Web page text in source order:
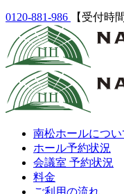
0120-881-986 【受付時
南松ホールについ
ホール予約状況
会議室 予約状況
料金